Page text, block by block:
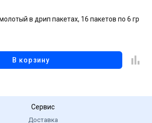
в дрип пакетах, 16 пакетов по 6 гр
В корзину
Сервис
Доставка